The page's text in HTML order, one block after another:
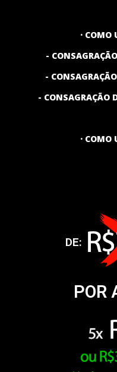
· COMO
-
-
- CONSAGRAÇÃO
· COMO
DE:
POR